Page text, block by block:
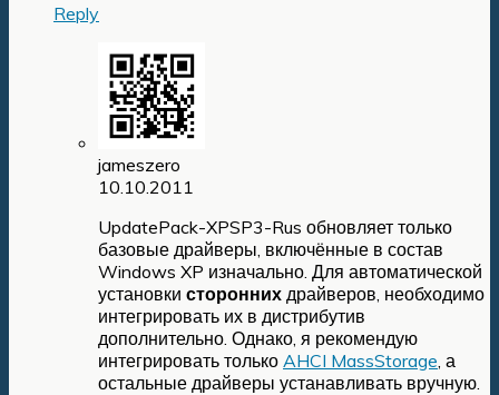
Reply
jameszero
10.10.2011
UpdatePack-XPSP3-Rus обновляет только
базовые драйверы, включённые в состав
Windows XP изначально. Для автоматической
установки сторонних драйверов, необходимо
интегрировать их в дистрибутив
дополнительно. Однако, я рекомендую
интегрировать только AHCI MassStorage , а
остальные драйверы устанавливать вручную.